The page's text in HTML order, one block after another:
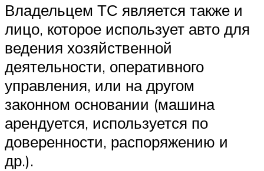
Владельцем ТС является также и
лицо, которое использует авто для
ведения хозяйственной
деятельности, оперативного
управления, или на другом
законном основании (машина
арендуется, используется по
доверенности, распоряжению и
др.).